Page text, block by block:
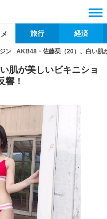
旅行 経済
ン AKB48・佐藤栞（20）、白い肌
肌が美しいビキニショ
響！